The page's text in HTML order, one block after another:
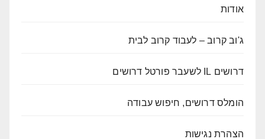
אודות
ג'וב קרוב – לעבוד קרוב לבית
דרושים IL לשעבר פורטל דרושים
הומלס דרושים, חיפוש עבודה
הצהרת נגישות